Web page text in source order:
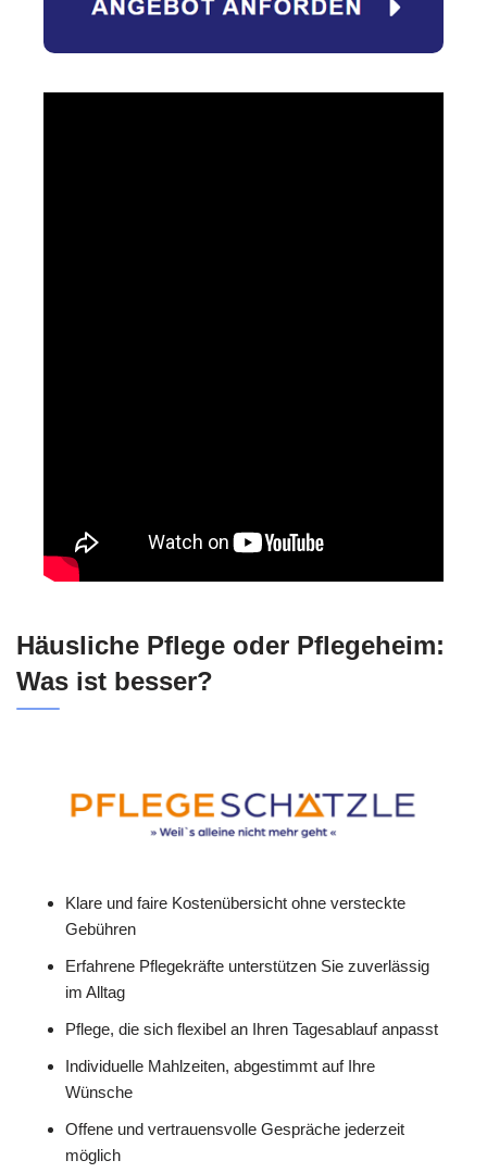
Häusliche Pflege oder Pflegeheim:
Was ist besser?
Klare und faire Kostenübersicht ohne versteckte
Gebühren
Erfahrene Pflegekräfte unterstützen Sie zuverlässig
im Alltag
Pflege, die sich flexibel an Ihren Tagesablauf anpasst
Individuelle Mahlzeiten, abgestimmt auf Ihre
Wünsche
Offene und vertrauensvolle Gespräche jederzeit
möglich